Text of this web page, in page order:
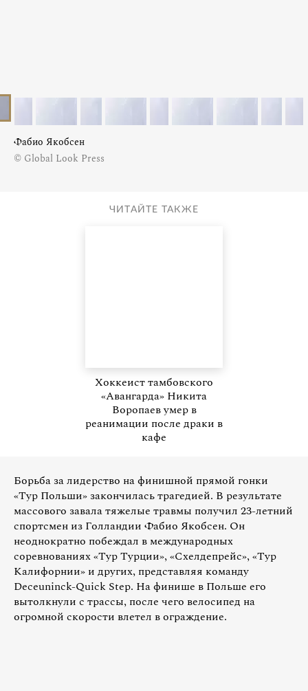
Фабио Якобсен
© Global Look Press
ЧИТАЙТЕ ТАКЖЕ
Хоккеист тамбовского
«Авангарда» Никита
Воропаев умер в
реанимации после драки в
кафе
Борьба за лидерство на финишной прямой гонки
«Тур Польши» закончилась трагедией. В результате
массового завала тяжелые травмы получил 23-летний
спортсмен из Голландии Фабио Якобсен. Он
неоднократно побеждал в международных
соревнованиях «Тур Турции», «Схелдепрейс», «Тур
Калифорнии» и других, представляя команду
Deceuninck-Quick Step. На финише в Польше его
вытолкнули с трассы, после чего велосипед на
огромной скорости влетел в ограждение.